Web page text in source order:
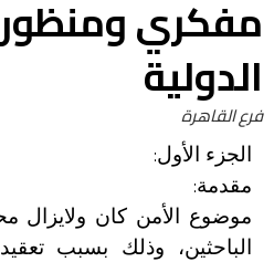
مفكري
الدولية
فرع القاهرة
الجزء الأول:
مقدمة:
موضوع الأمن كان ولايزال
الباحثين، وذلك بسبب